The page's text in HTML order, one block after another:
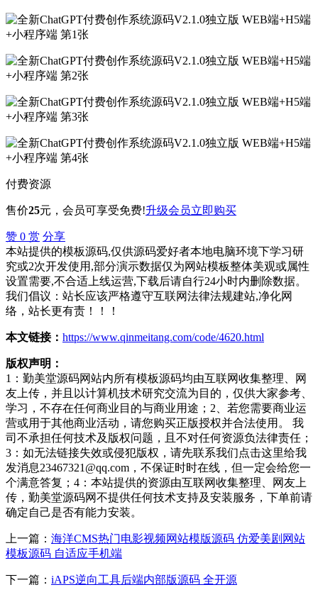
付费资源
售价25元 ，会员可享受免费!升级会员立即购买
赞 0 赏 分享
本站提供的模板源码,仅供源码爱好者本地电脑环境下学习研
究或2次开发使用,部分演示数据仅为网站模板整体美观或属性
设置需要,不合适上线运营,下载后请自行24小时内删除数据。
我们倡议：站长应该严格遵守互联网法律法规建站,净化网
络，站长更有责！！！
本文链接： https://www.qinmeitang.com/code/4620.html
版权声明：
1：勤美堂源码网站内所有模板源码均由互联网收集整理、网
友上传，并且以计算机技术研究交流为目的，仅供大家参考、
学习，不存在任何商业目的与商业用途；2、若您需要商业运
营或用于其他商业活动，请您购买正版授权并合法使用。 我
司不承担任何技术及版权问题，且不对任何资源负法律责任；
3：如无法链接失效或侵犯版权，请先联系我们点击这里给我
发消息23467321@qq.com，不保证时时在线，但一定会给您一
个满意答复；4：本站提供的资源由互联网收集整理、网友上
传，勤美堂源码网不提供任何技术支持及安装服务，下单前请
确定自己是否有能力安装。
上一篇： 海洋CMS热门电影视频网站模版源码 仿爱美剧网站
模板源码 自适应手机端
下一篇： iAPS逆向工具后端内部版源码 全开源